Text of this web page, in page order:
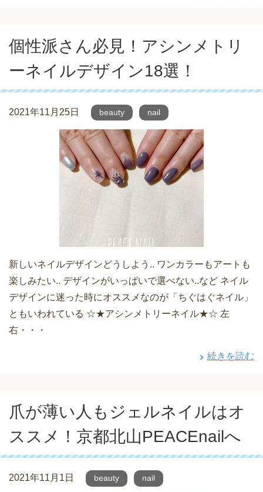
個性派さん必見！アシンメトリ
ーネイルデザイン18選！
2021年11月25日 beauty nail
新しいネイルデザインどうしよう.. ワンカラーもアートも
楽しみたい.. デザインがいっぱいで選べない..など ネイル
デザインに迷った時にオススメなのが「ちぐはぐネイル」
ともいわれている ☆★アシンメトリーネイル★☆ 左
右・・・
続きを読む
爪が薄い人もジェルネイルはオ
ススメ！京都北山PEACEnailへ
2021年11月1日 beauty nail